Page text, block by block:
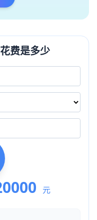
费是多少
元